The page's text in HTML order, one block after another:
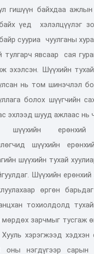
гишүүн байхдаа ажлын
байх үед хэлэлцүүлэг
сууриа чуулганы
тулгарч явсаарсая
эхэлсэн.
Шүүхийн
нь том шинэчлэл
болох шүүгчийн
эхлээд шууд ажлаас
лөгчид шүүхийн
шүүхийн тухай
даг. Шүүхийн
өргөн ба
хан тохиолдолд
мөрдөх зарчмыг тусгаж
Хууль хэрэгжээд
оны нэгдүгээр сарын